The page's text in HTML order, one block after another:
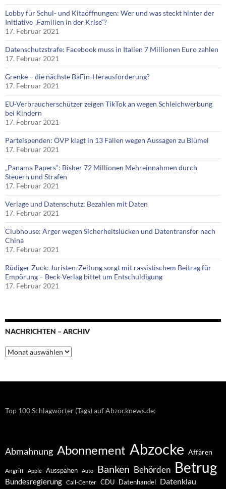
Lobby für Schul- und Kitaöffnungen: Wer und was steckt hinter der
Initiative „Familien in der Krise“?
17. Februar 2021
Datenschutzstrafe: Facebook muss in Italien 7 Millionen Euro zahlen
17. Februar 2021
Grenke – die nächste BaFin-Herausforderung?
17. Februar 2021
EU-Verbraucherschützer zeigen TikTok an wegen Schleichwerbung
bei Kindern
17. Februar 2021
Parteispenden: ÖVP klagt in 13 Fällen wegen Aussagen zu Blümel
17. Februar 2021
„Panama Papers“: Bisher 72 Millionen Mehreinnahmen durch
Steuern und Strafen
17. Februar 2021
Verlage und Datenschutz: Bezahlen mit Daten
17. Februar 2021
Clubhouse: Ärger wegen Sicherheitslücken und Datentransfer nach
China
17. Februar 2021
Rüdiger Zuck: Juristen-Zeitung sorgt mit rassistischem Beitrag für
Empörung – Beck-Verlag bittet um Entschuldigung
17. Februar 2021
NACHRICHTEN – ARCHIV
Nachrichten
–
Top 100 Schlagwörter (Tags) auf Abzocknews.de:
Abmahnung Abonnement Abzocke Affären
Angriff Apple Ausspähen Auto Banken Behörden Betrug
Bundesregierung Call-Center CDU Datenhandel Datenklau